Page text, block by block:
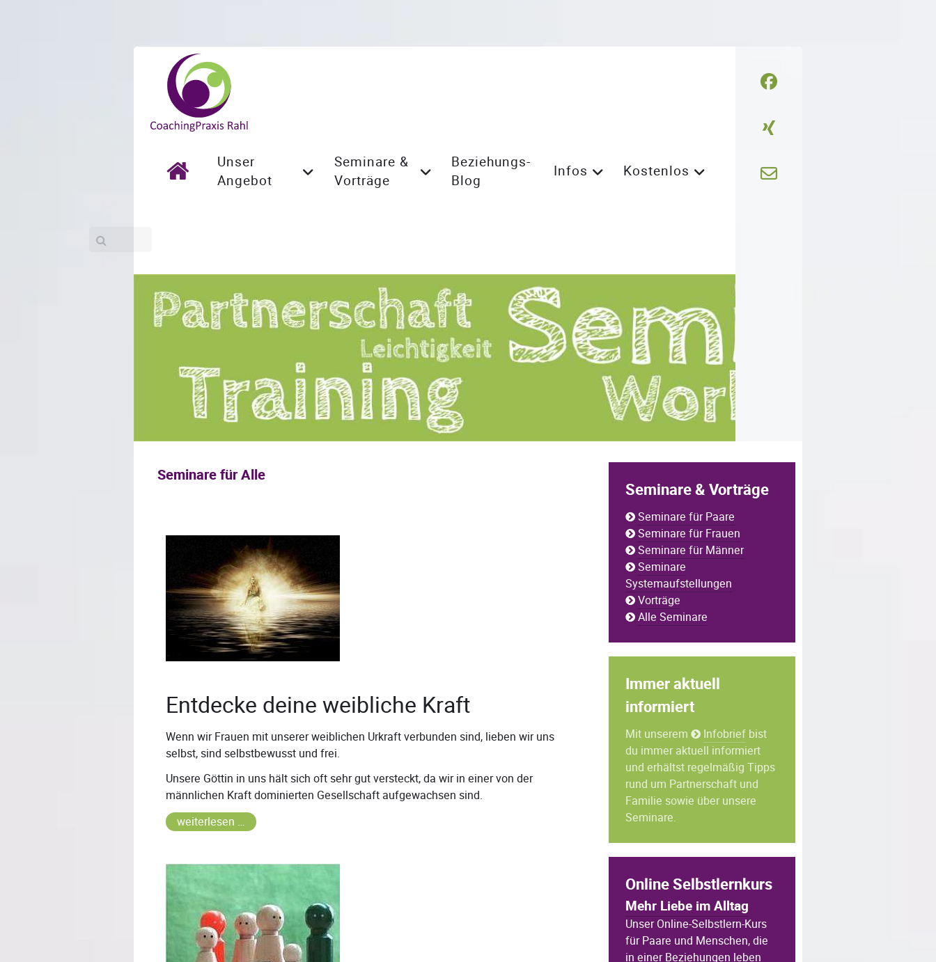
Unser
Angebot
Seminare &
Vorträge
Beziehungs-
Blog
Infos Kostenlos
Seminare für Alle
Entdecke deine weibliche Kraft
Wenn wir Frauen mit unserer weiblichen Urkraft verbunden sind, lieben wir uns
selbst, sind selbstbewusst und frei.
Unsere Göttin in uns hält sich oft sehr gut versteckt, da wir in einer von der
männlichen Kraft dominierten Gesellschaft aufgewachsen sind.
weiterlesen …
Seminare & Vorträge
Seminare für Paare
Seminare für Frauen
Seminare für Männer
Seminare
Systemaufstellungen
Vorträge
Alle Seminare
Immer aktuell
informiert
Mit unserem Infobrief bist
du immer aktuell informiert
und erhältst regelmäßig Tipps
rund um Partnerschaft und
Familie sowie über unsere
Seminare.
Online Selbstlernkurs
Mehr Liebe im Alltag
Unser Online-Selbstlern-Kurs
für Paare und Menschen, die
in einer Beziehungen leben